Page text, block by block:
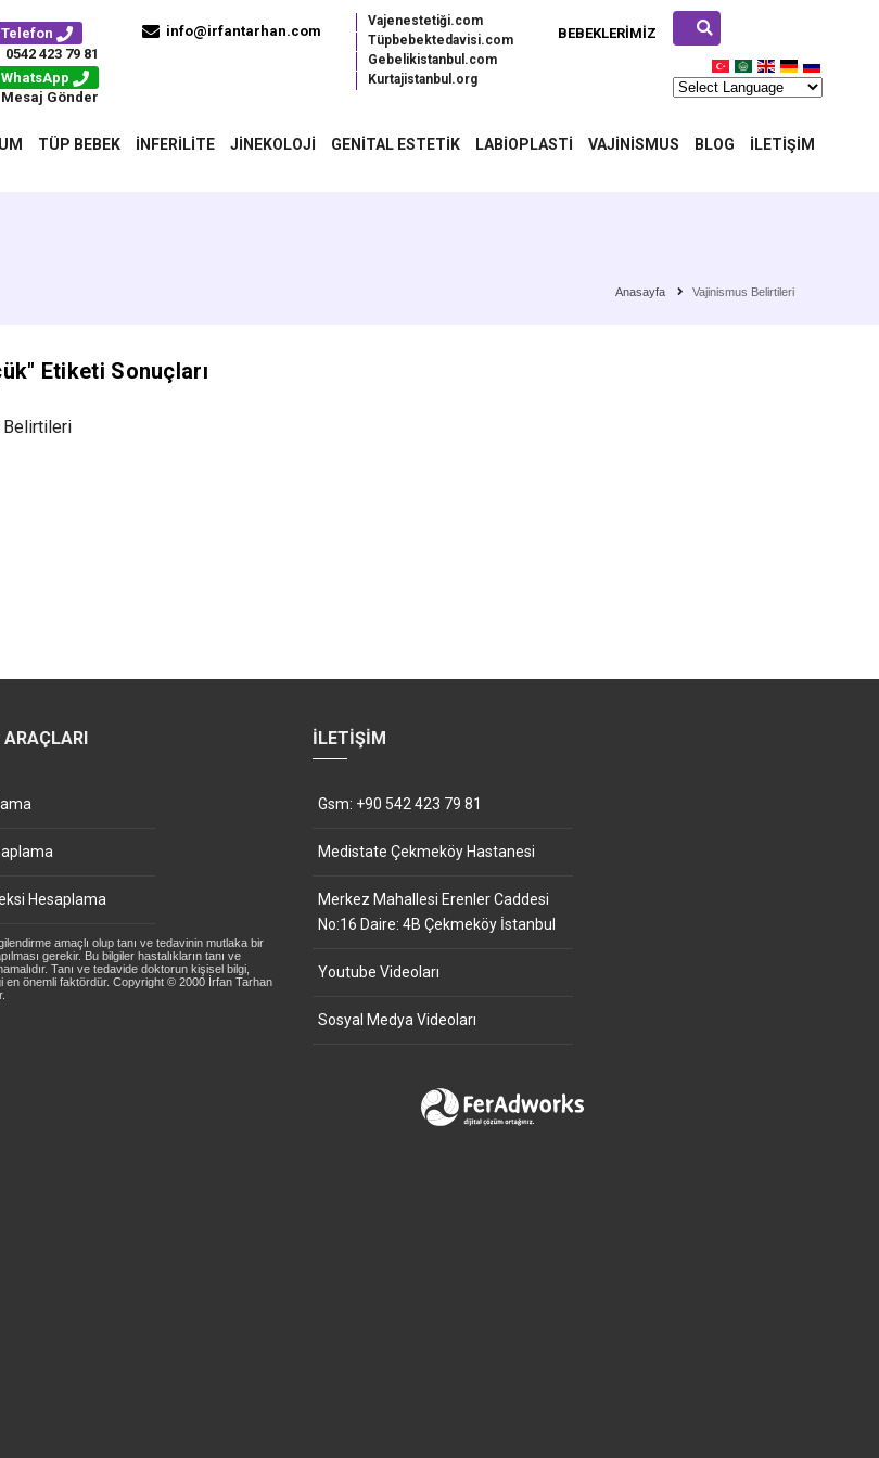
BEBEKLERIMIZ
Vajenestetiği.com
Tüpbebektedavisi.com
Gebelikistanbul.com
Kurtajistanbul.org
Telefon
0542 423 79 81
WhatsApp
Mesaj Gönder
info@irfantarhan.com
TÜP BEBEK İNFERILITE JINEKOLOJI GENITAL ESTETIK LABIOPLASTI VAJINISMUS BLOG İLETIŞIM
Anasayfa Vajinismus Belirtileri
" Etiketi Sonuçları
Belirtileri
Hesaplama
amaçlı olup tanı ve tedavinin mutlaka bir
gerekir. Bu bilgiler hastalıkların tanı ve
Tanı ve tedavide doktorun kişisel bilgi,
en önemli faktördür. Copyright © 2000 İrfan Tarhan
İLETIŞIM
Gsm: +90 542 423 79 81
Medistate Çekmeköy Hastanesi
Merkez Mahallesi Erenler Caddesi
No:16 Daire: 4B Çekmeköy İstanbul
Youtube Videoları
Sosyal Medya Videoları